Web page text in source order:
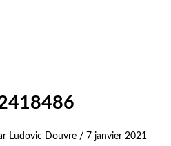
Ludovic Douvre / 7 janvier 2021